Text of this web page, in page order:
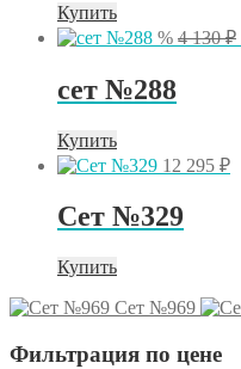
Купить
% 4 130₽
сет №288
Купить
12 295 ₽
Сет №329
Купить
Сет №969
Фильтрация по цене